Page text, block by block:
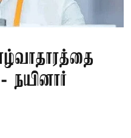
நயினார்